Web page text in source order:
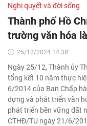
Nghị quyết và đời sống
Thành phố Hồ
trường văn hóa
25/12/2024 14:38'
Ngày 25/12, Thành ủy
tổng kết 10 năm thực
6/2014 của Ban Chấp
dựng và phát triển văn
phát triển bền vững đất
CTHĐ/TU ngày 21/6/